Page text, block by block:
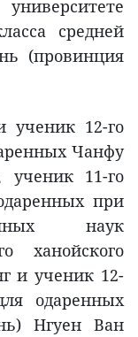
средней
(провинция
ученик 12-го
Чанфу
11-го
при
наук
ханойского
и ученик 12-
одаренных
Нгуен Ван